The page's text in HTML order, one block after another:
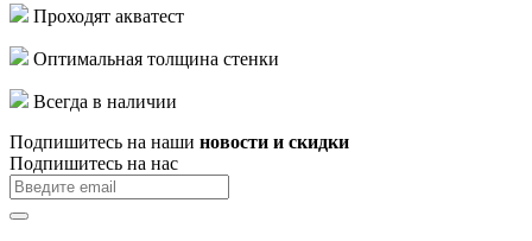
Проходят акватест
Оптимальная толщина стенки
Всегда в наличии
Подпишитесь на наши новости и скидки
Подпишитесь на нас